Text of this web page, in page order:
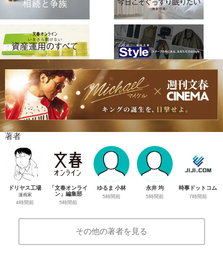
著者
ドリヤス工場
漫画家
4時間前
「文春オンライ
ン」編集部
5時間前
ゆるま 小林
5時間前
永井 均
5時間前
時事ドットコム
7時間前
その他の著者を見る